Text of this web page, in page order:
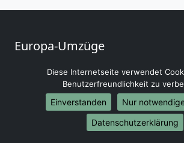
Europa-Umzüge
Umzug von Neuss nach Belgien
Umzug von Neuss nach Bulgarien
Umzug von Neuss nach Dänemark
Umzug von Neuss nach England
Diese Internetseite verwendet
Benutzerfreundlichkeit zu
Einverstanden
Nur
Datenschutzerklärung